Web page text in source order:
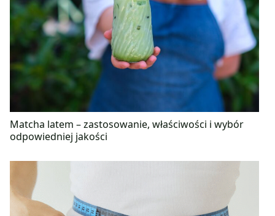
Matcha latem – zastosowanie, właściwości i wybór
odpowiedniej jakości